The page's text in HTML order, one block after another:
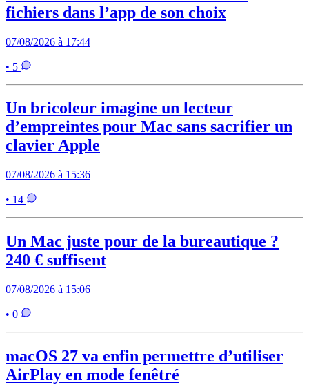
fichiers dans l’app de son choix
07/08/2026 à 17:44
• 5
Un bricoleur imagine un lecteur
d’empreintes pour Mac sans sacrifier un
clavier Apple
07/08/2026 à 15:36
• 14
Un Mac juste pour de la bureautique ?
240 € suffisent
07/08/2026 à 15:06
• 0
macOS 27 va enfin permettre d’utiliser
AirPlay en mode fenêtré